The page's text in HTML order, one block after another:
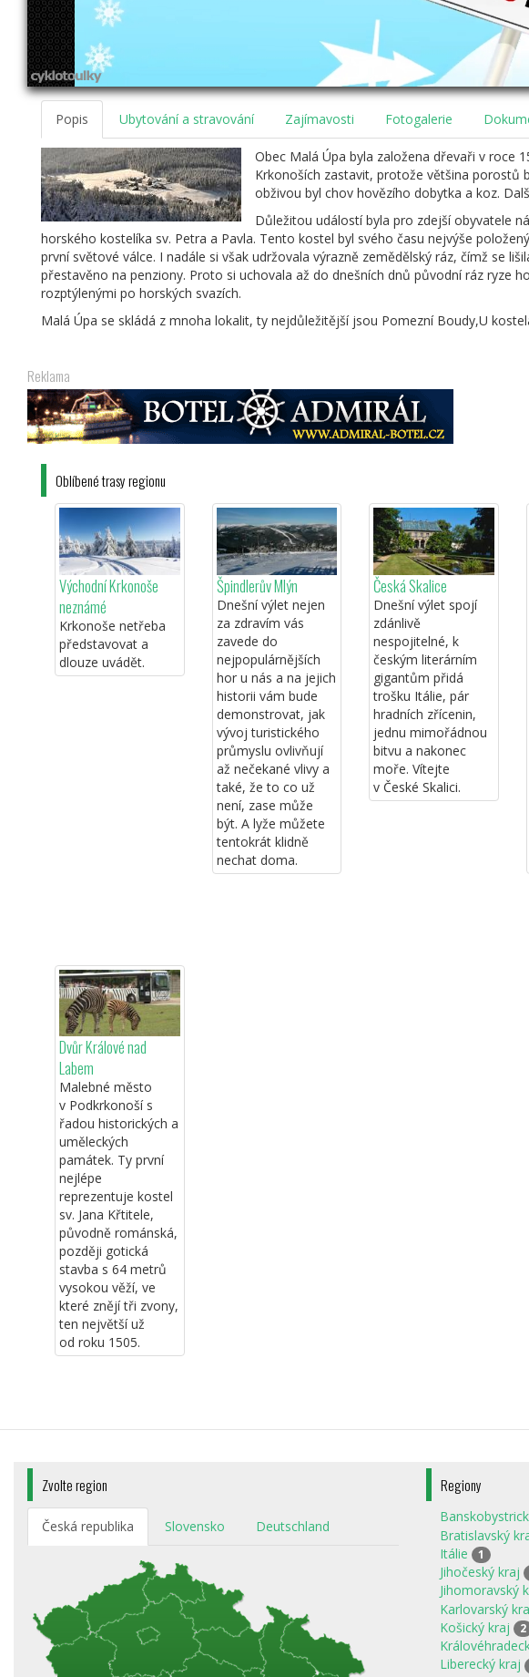
Popis Ubytování a stravování Zajímavosti Fotogalerie
Obec Malá Úpa byla založena dřevaři v roce
Krkonoších zastavit, protože většina porostů
obživou byl chov hovězího dobytka a koz.
Důležitou událostí byla pro zdejší obyvatele
horského kostelíka sv. Petra a Pavla. Tento kostel byl svého času nejvýše
první světové válce. I nadále si však udržovala výrazně zemědělský ráz, čímž se
přestavěno na penziony. Proto si uchovala až do dnešních dnů původní ráz ryze
rozptýlenými po horských svazích.
Malá Úpa se skládá z mnoha lokalit, ty nejdůležitější jsou Pomezní Boudy,U
Reklama
Oblíbené trasy regionu
Východní Krkonoše
neznámé
Krkonoše netřeba
představovat a
dlouze uvádět.
Špindlerův Mlýn
Dnešní výlet nejen
za zdravím vás
zavede do
nejpopulárnějších
hor u nás a na jejich
historii vám bude
demonstrovat, jak
vývoj turistického
průmyslu ovlivňují
až nečekané vlivy a
také, že to co už
není, zase může
být. A lyže můžete
tentokrát klidně
nechat doma.
Česká Skalice
Dnešní výlet spojí
zdánlivě
nespojitelné, k
českým literárním
gigantům přidá
trošku Itálie, pár
hradních zřícenin,
jednu mimořádnou
bitvu a nakonec
moře. Vítejte
v České Skalici.
Dvůr Králové nad
Labem
Malebné město
v Podkrkonoší s
řadou historických a
uměleckých
památek. Ty první
nejlépe
reprezentuje kostel
sv. Jana Křtitele,
původně románská,
později gotická
stavba s 64 metrů
vysokou věží, ve
které znějí tři zvony,
ten největší už
od roku 1505.
Zvolte region
Česká republika Slovensko Deutschland
Regiony
Bratislavský
Itálie 1
Jihočeský kraj
Jihomoravský
Karlovarský
Košický kraj 2
Liberecký kraj